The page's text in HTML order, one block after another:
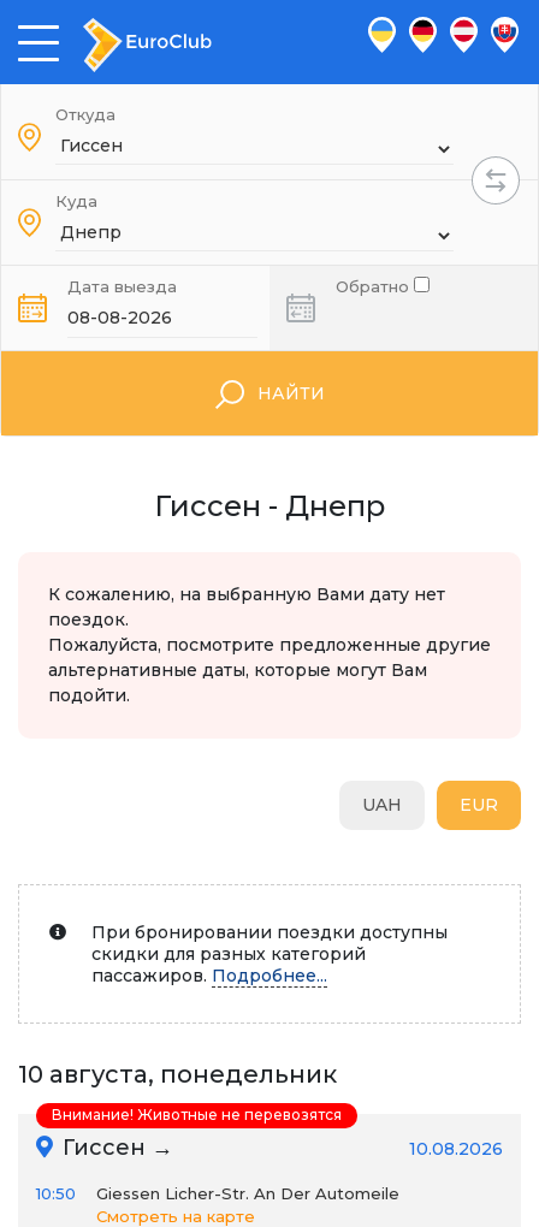
Откуда
Куда
Дата выезда Обратно
НАЙТИ
Гиссен - Днепр
К сожалению, на выбранную Вами дату нет
поездок.
Пожалуйста, посмотрите предложенные другие
альтернативные даты, которые могут Вам
подойти.
EUR
UAH
При бронировании поездки доступны
скидки для разных категорий
пассажиров. Подробнее...
10 августа, понедельник
Гиссен → 10.08.2026
10:50
Giessen Licher-Str. An Der Automeile
Смотреть на карте
Внимание! Животные не перевозятся